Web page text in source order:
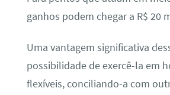
ganhos podem chegar a R$ 20
Uma vantagem significativa
possibilidade de exercê-la em
flexíveis, conciliando-a com